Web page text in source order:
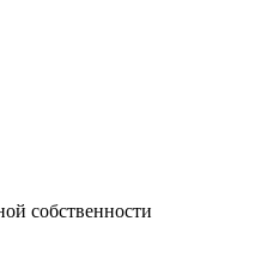
собственности